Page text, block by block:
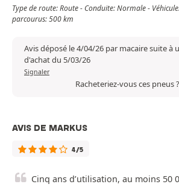
Type de route: Route - Conduite: Normale -
parcourus: 500 km
Avis déposé le 4/04/26 par macaire suite à
d'achat du 5/03/26
Signaler
Racheteriez-vous ces pneus ?
AVIS DE MARKUS
4/5
Cinq ans d’utilisation, au moins 50